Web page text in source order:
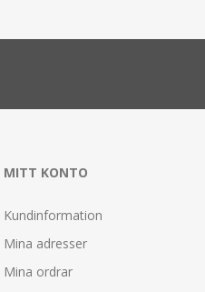
MITT KONTO
Kundinformation
Mina adresser
Mina ordrar